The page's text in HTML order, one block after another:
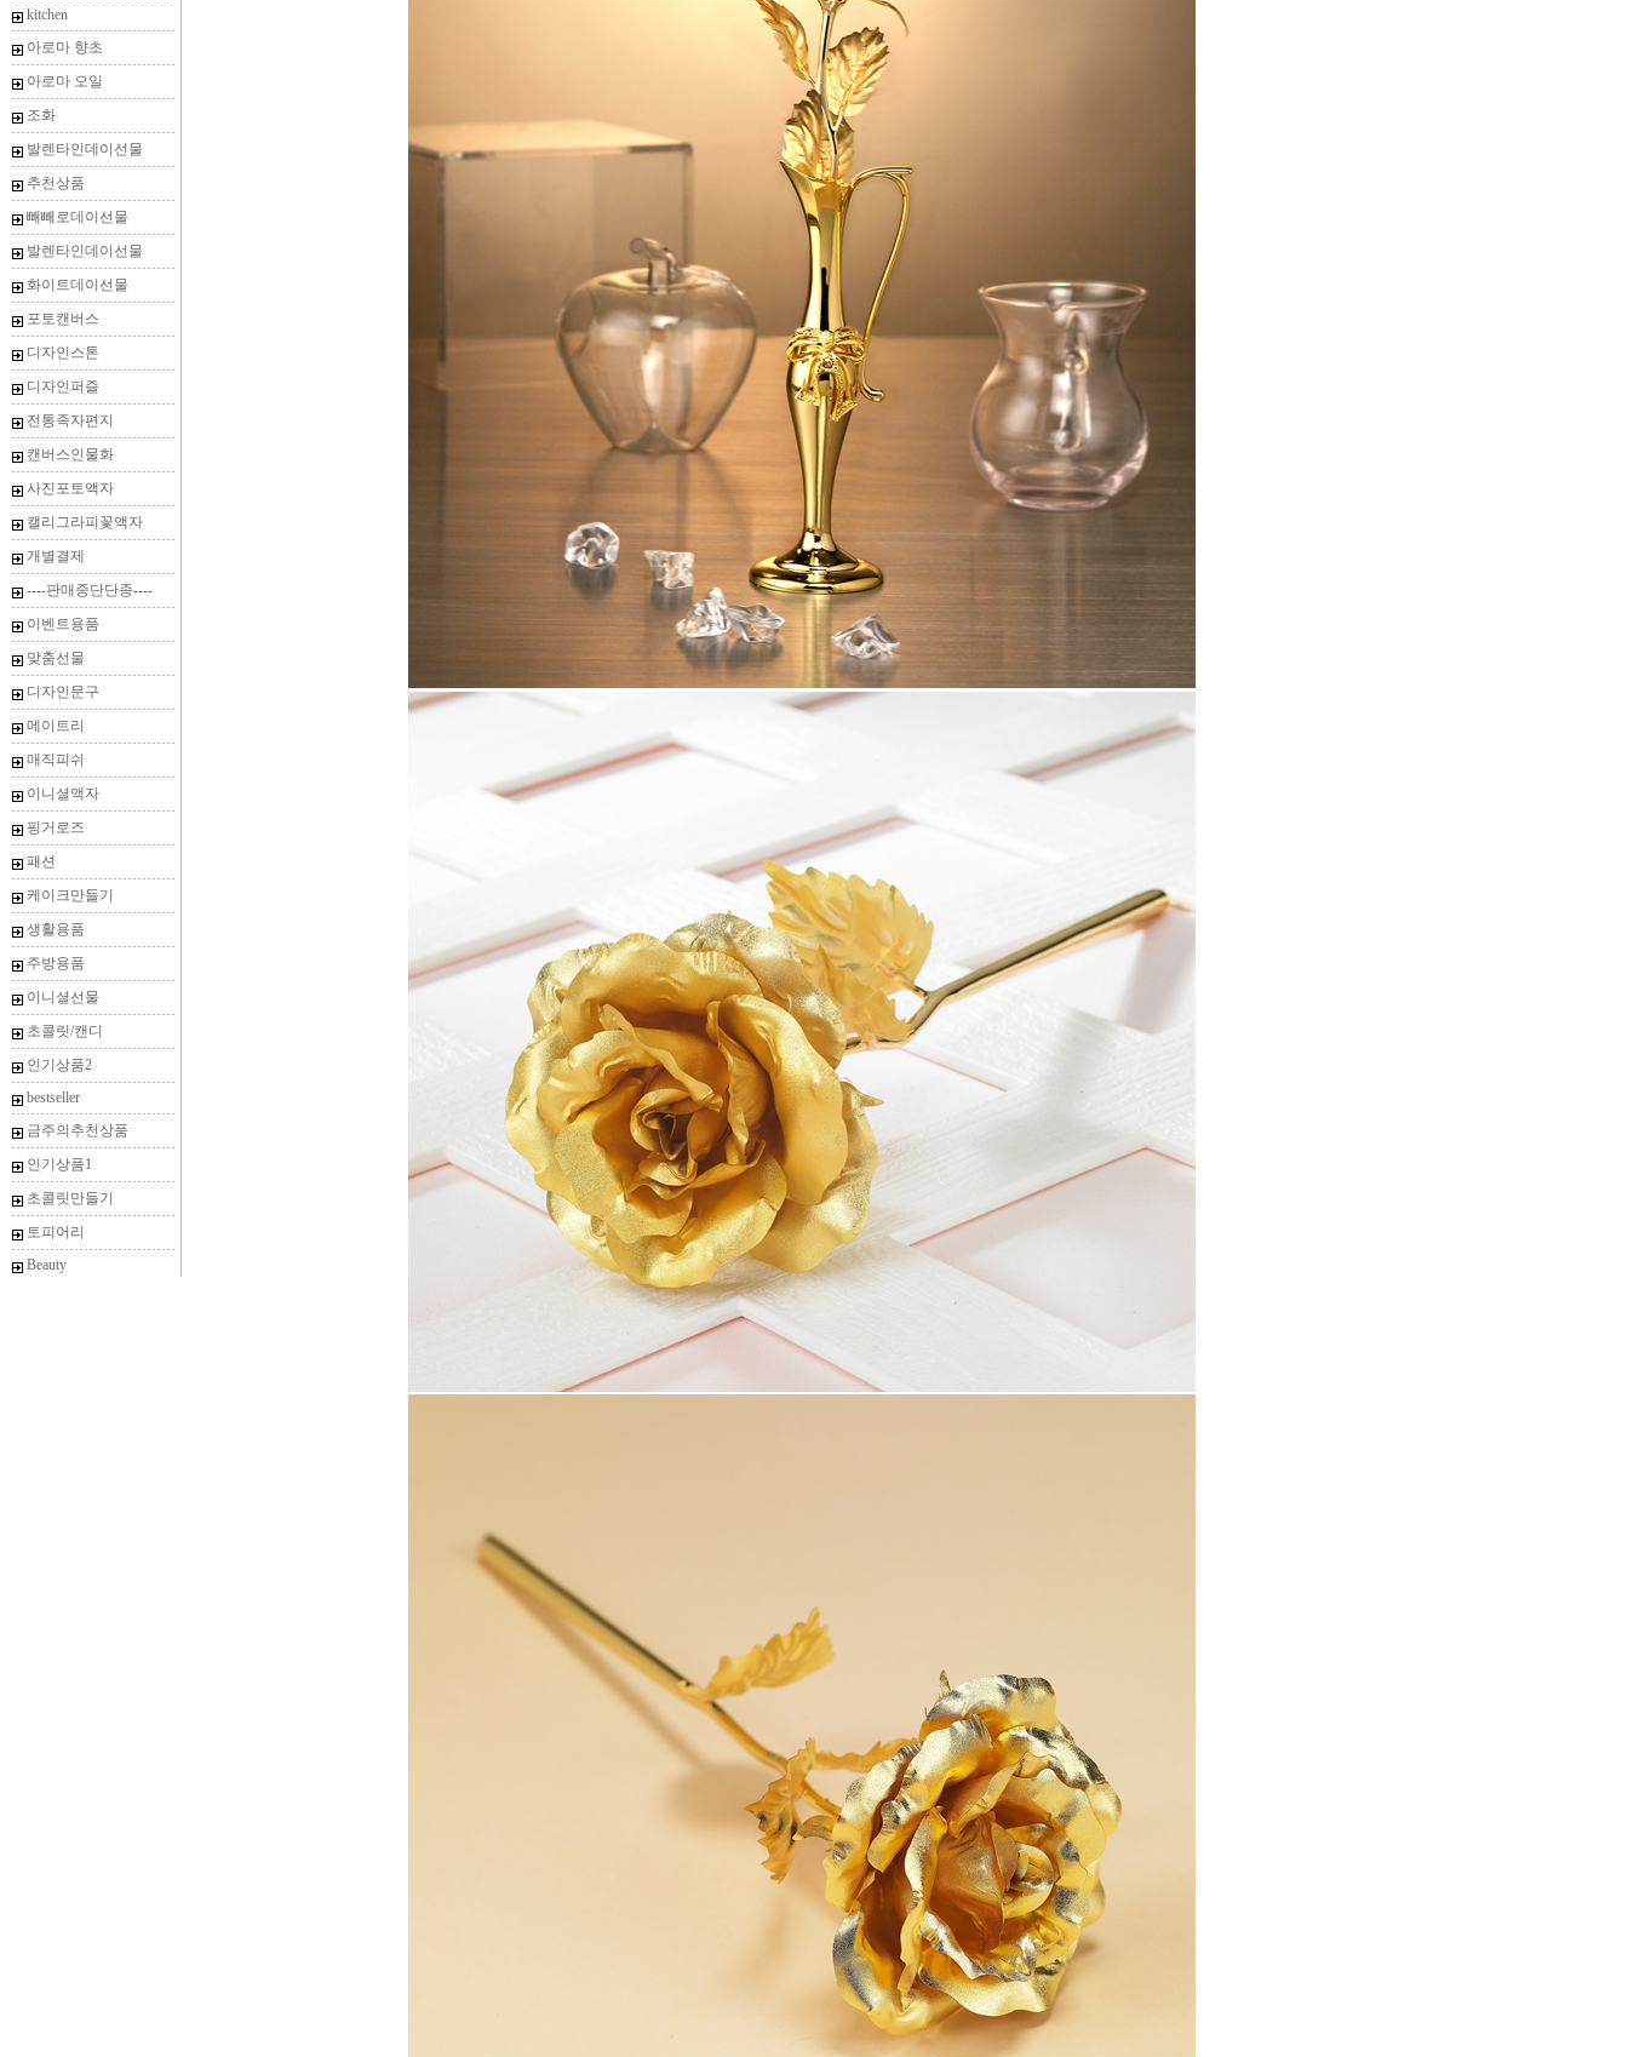
kitchen
아로마 향초
아로마 오일
조화
발렌타인데이선물
추천상품
빼빼로데이선물
발렌타인데이선물
화이트데이선물
포토캔버스
디자인스톤
디자인퍼즐
전통족자편지
캔버스인물화
사진포토액자
캘리그라피꽃액자
개별결제
----판매중단단종----
이벤트용품
맞춤선물
디자인문구
메이트리
매직피쉬
이니셜액자
핑거로즈
패션
케이크만들기
생활용품
주방용품
이니셜선물
초콜릿/캔디
인기상품2
bestseller
금주의추천상품
인기상품1
초콜릿만들기
토피어리
Beauty